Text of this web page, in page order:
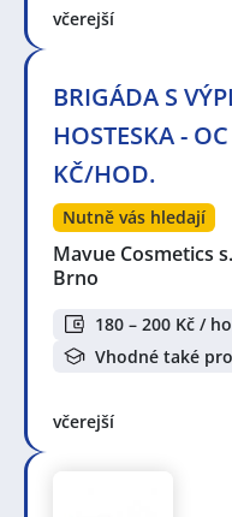
včerejší
BRIGÁDA S
HOSTESKA -
KČ/HOD.
Nutně vás hledají
Mavue Cosmetics
Brno
180 – 200 Kč /
Vhodné také
včerejší